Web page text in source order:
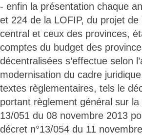
- enfin la présentation chaque
et 224 de la LOFIP, du projet
central et ceux des provinces,
comptes du budget des
décentralisées s’effectue selon
modernisation du cadre
textes règlementaires, tels le
portant règlement général sur
13/051 du 08 novembre 2013
décret n°13/054 du 11